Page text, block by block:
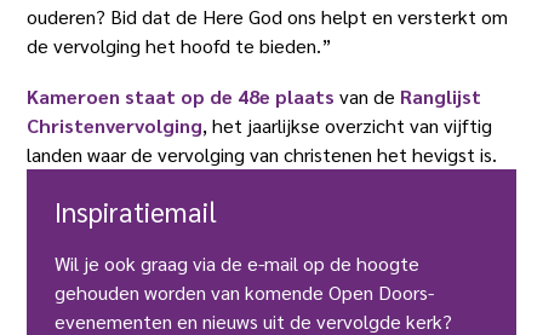
ouderen? Bid dat de Here God ons helpt en versterkt om
de vervolging het hoofd te bieden.”
Kameroen staat op de 48e plaats van de Ranglijst
Christenvervolging, het jaarlijkse overzicht van vijftig
landen waar de vervolging van christenen het hevigst is.
Inspiratiemail
Wil je ook graag via de e-mail op de hoogte
gehouden worden van komende Open Doors-
evenementen en nieuws uit de vervolgde kerk?